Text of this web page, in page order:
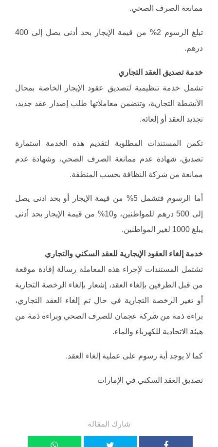
ممانعة الصرف الصحي.
تبلغ الرسوم 2% من قيمة الإيجار بحد أدنى يصل إلى 400
درهم.
خدمة تصديق العقد التجاري
تشمل خدمة تنظيمية لتصديق عقود الإيجار الخاصة بمحال
الأنشطة التجارية، وتتضمن معاملاتها طلب إصدار عقد جديد،
تجديد العقد أو إلغائه.
تكمن المستندات المطلوبة لتقديم هذه الخدمة استمارة
تصديق، شهادة عدم ممانعة الصرف الصحي، وشهادة عدم
ممانعة من شركة النظافة بحسب المنطقة.
أما الرسوم فتشمل 5% من قيمة الإيجار أو بحد ادنى يصل
إلى 500 درهم للمواطنين، و10% من قيمة الإيجار بحد أدنى
يبلغ 1000 لغير المواطنين.
خدمة إلغاء العقود الإيجارية للعقد السكني والتجاري
تشتمل المستندات لإجراء هذه المعاملة رسالة إفادة موقعة
من قبل الطرفين بإلغاء العقد، إشعار بإلغاء الرخصة التجارية
أو تغير الرخصة التجارية في حال تم إلغاء العقد التجاري،
براءة ذمة من شركة عجمان للصرف الصحي وبراءة ذمة من
هيئة الاتحادية للكهرباء والماء.
كما لا يوجد أية رسوم على عملية إلغاء العقد.
تصديق العقد السكني في الإمارات
شارك المقالة